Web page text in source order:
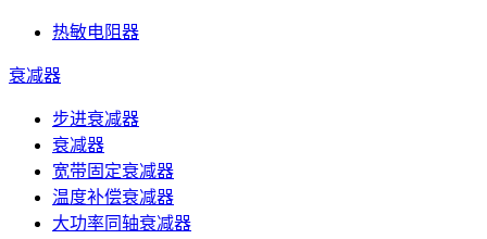
热敏电阻器
衰减器
步进衰减器
衰减器
宽带固定衰减器
温度补偿衰减器
大功率同轴衰减器